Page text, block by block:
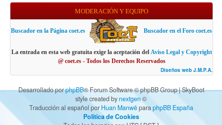
MODERACIÓN Y EQUIPO
Buscador en la Página coet.es Buscador en el Foro coet.es
La entrada en esta web gratuita exige la aceptación del Aviso Legal y Copyright
@ coet.es - Todos los Derechos Reservados
Diseños web J.M.P.A.
Desarrollado porphpBB® Forum Software © phpBB Group | SkyBoot
style created bynextgen ©
Traducción al español por Huan ManwëparaphpBB España
Política de Cookies